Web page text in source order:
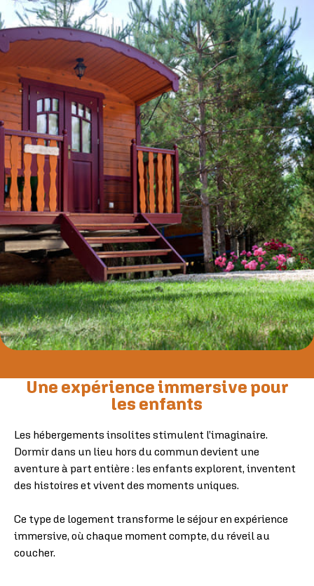
Une expérience immersive pour
les enfants
Les hébergements insolites stimulent l’imaginaire.
Dormir dans un lieu hors du commun devient une
aventure à part entière : les enfants explorent, inventent
des histoires et vivent des moments uniques.
Ce type de logement transforme le séjour en expérience
immersive, où chaque moment compte, du réveil au
coucher.